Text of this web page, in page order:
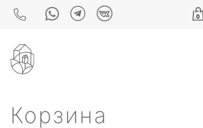
0
Корзина